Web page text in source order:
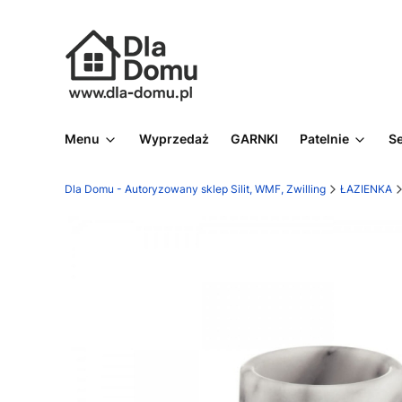
Menu Wyprzedaż GARNKI Patelnie
Dla Domu - Autoryzowany sklep Silit, WMF, Zwilling ŁAZIENKA